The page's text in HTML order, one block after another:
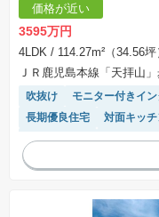
価格が近い
3595万円
4LDK / 114.27m²（34.56坪
ＪＲ鹿児島本線「天拝山
吹抜け モニター付きイ
長期優良住宅
対面キッ
温水洗浄便座
閑静な住
システムキッチン
トイ